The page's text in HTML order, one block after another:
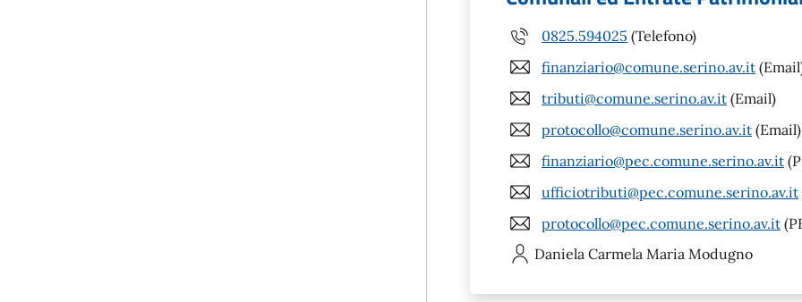
0825.594025 (Telefono)
finanziario@comune.serino.av.it
tributi@comune.serino.av.it (Email)
protocollo@comune.serino.av.it (Email)
finanziario@pec.comune.serino.av.it
ufficiotributi@pec.comune.serino.av.it
protocollo@pec.comune.serino.av.it
Daniela Carmela Maria Modugno